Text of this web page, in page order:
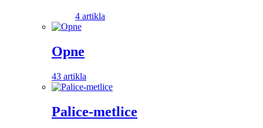
4 artikla
Opne
43 artikla
Palice-metlice